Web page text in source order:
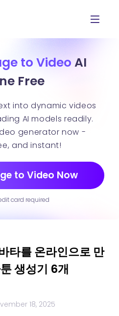
to VideoAI
Free
into dynamic videos
AI models readily.
generator now -
and instant!
to Video Now
card required
타를 온라인으로 만
생성기 6개
18, 2025